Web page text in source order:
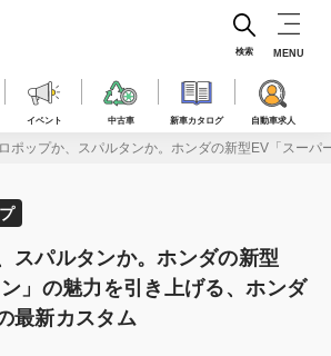
イベント 中古車 新車カタログ 自動車求人
検索 MENU
ポップか、スパルタンか。ホンダの新型EV「スー
スパルタンか。ホンダの新型
」の魅力を引き上げる、ホンダ
最新カスタム